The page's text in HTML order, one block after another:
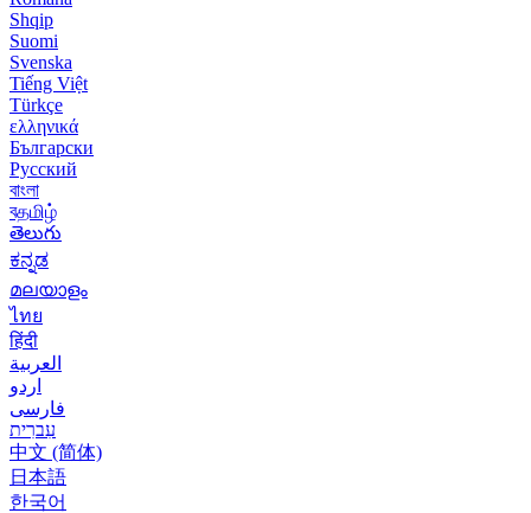
Shqip
Suomi
Svenska
Tiếng Việt
Türkçe
ελληνικά
Български
Русский
বাংলা
বதமிழ்
తెలుగు
ಕನ್ನಡ
മലയാളം
ไทย
हिंदी
العربية
اردو
فارسی
עִברִית
中文 (简体)
日本語
한국어